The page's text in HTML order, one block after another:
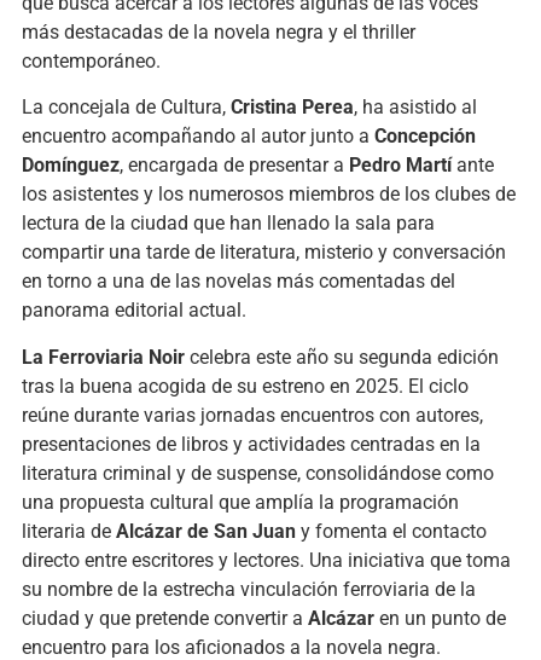
más destacadas de la novela negra y el thriller
contemporáneo.
La concejala de Cultura, Cristina Perea, ha asistido al
encuentro acompañando al autor junto a Concepción
Domínguez, encargada de presentar a Pedro Martíante
los asistentes y los numerosos miembros de los clubes de
lectura de la ciudad que han llenado la sala para
compartir una tarde de literatura, misterio y conversación
en torno a una de las novelas más comentadas del
panorama editorial actual.
La Ferroviaria Noircelebra este año su segunda edición
tras la buena acogida de su estreno en 2025. El ciclo
reúne durante varias jornadas encuentros con autores,
presentaciones de libros y actividades centradas en la
literatura criminal y de suspense, consolidándose como
una propuesta cultural que amplía la programación
literaria de Alcázar de San Juany fomenta el contacto
directo entre escritores y lectores. Una iniciativa que toma
su nombre de la estrecha vinculación ferroviaria de la
ciudad y que pretende convertir a Alcázaren un punto de
encuentro para los aficionados a la novela negra.